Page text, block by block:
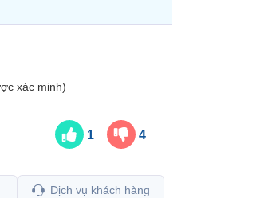
xác minh)
1 4
Dịch vụ khách hàng